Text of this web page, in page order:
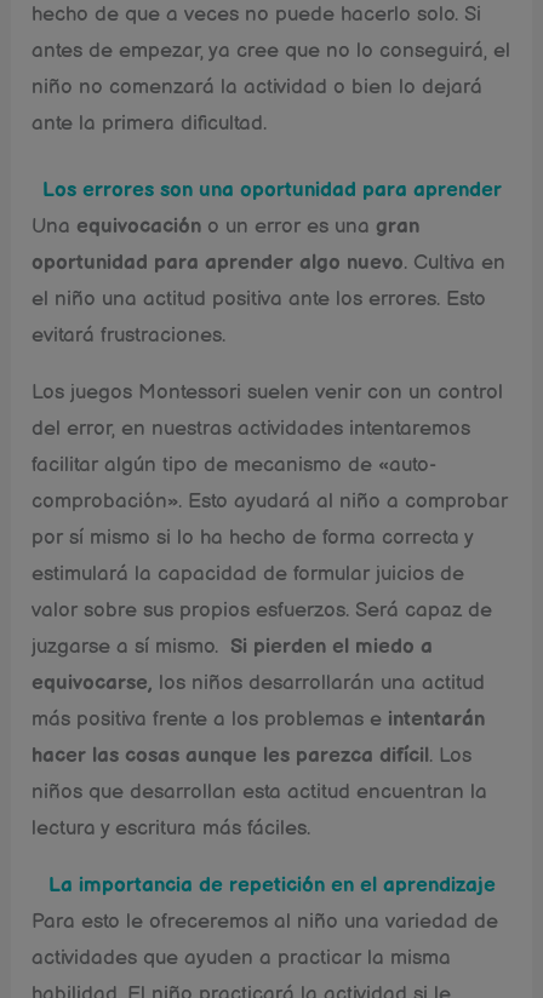
hecho de que a veces no puede hacerlo solo. Si
antes de empezar, ya cree que no lo conseguirá, el
niño no comenzará la actividad o bien lo dejará
ante la primera dificultad.
Los errores son una oportunidad para aprender
Una equivocación o un error es una gran
oportunidad para aprender algo nuevo. Cultiva en
el niño una actitud positiva ante los errores. Esto
evitará frustraciones.
Los juegos Montessori suelen venir con un control
del error, en nuestras actividades intentaremos
facilitar algún tipo de mecanismo de «auto-
comprobación». Esto ayudará al niño a comprobar
por sí mismo si lo ha hecho de forma correcta y
estimulará la capacidad de formular juicios de
valor sobre sus propios esfuerzos. Será capaz de
juzgarse a sí mismo. Si pierden el miedo a
equivocarse, los niños desarrollarán una actitud
más positiva frente a los problemas e intentarán
hacer las cosas aunque les parezca difícil. Los
niños que desarrollan esta actitud encuentran la
lectura y escritura más fáciles.
La importancia de repetición en el aprendizaje
Para esto le ofreceremos al niño una variedad de
actividades que ayuden a practicar la misma